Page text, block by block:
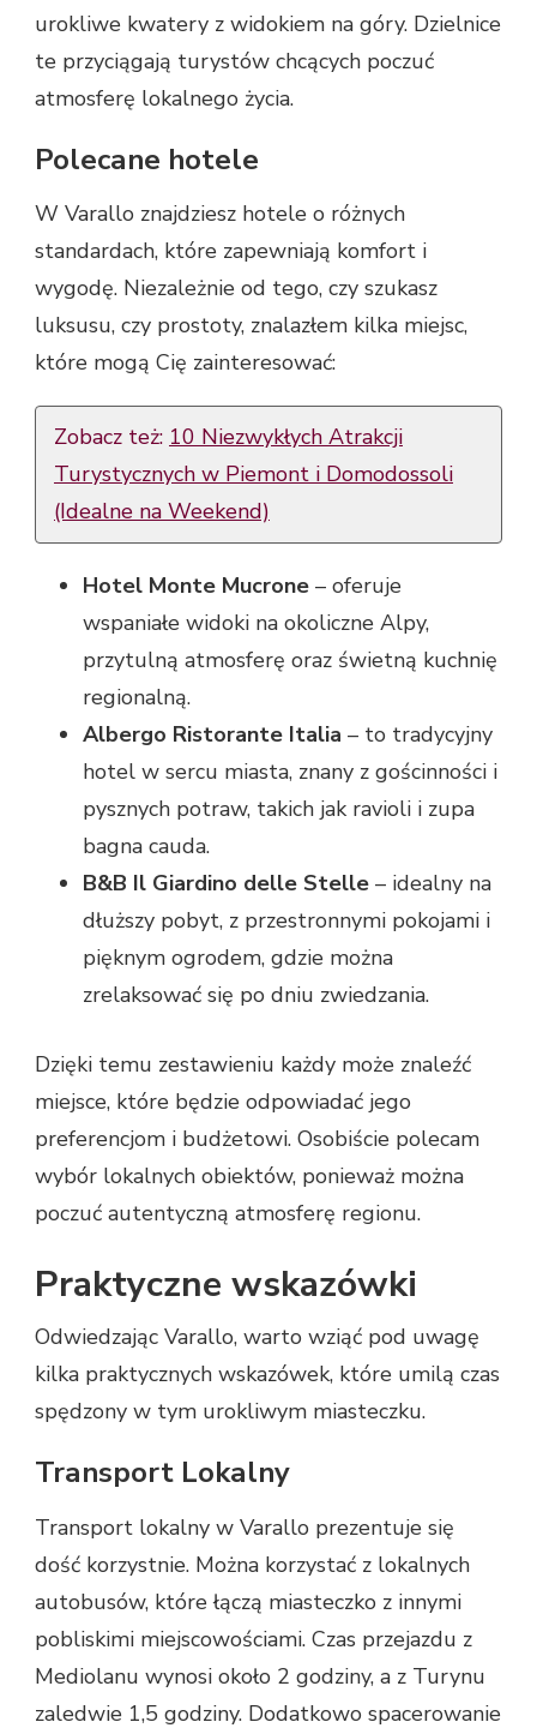
urokliwe kwatery z widokiem na góry. Dzielnice
te przyciągają turystów chcących poczuć
atmosferę lokalnego życia.
Polecane hotele
W Varallo znajdziesz hotele o różnych
standardach, które zapewniają komfort i
wygodę. Niezależnie od tego, czy szukasz
luksusu, czy prostoty, znalazłem kilka miejsc,
które mogą Cię zainteresować:
Zobacz też: 10 Niezwykłych Atrakcji
Turystycznych w Piemont i Domodossoli
(Idealne na Weekend)
Hotel Monte Mucrone – oferuje
wspaniałe widoki na okoliczne Alpy,
przytulną atmosferę oraz świetną kuchnię
regionalną.
Albergo Ristorante Italia – to tradycyjny
hotel w sercu miasta, znany z gościnności i
pysznych potraw, takich jak ravioli i zupa
bagna cauda.
B&B Il Giardino delle Stelle – idealny na
dłuższy pobyt, z przestronnymi pokojami i
pięknym ogrodem, gdzie można
zrelaksować się po dniu zwiedzania.
Dzięki temu zestawieniu każdy może znaleźć
miejsce, które będzie odpowiadać jego
preferencjom i budżetowi. Osobiście polecam
wybór lokalnych obiektów, ponieważ można
poczuć autentyczną atmosferę regionu.
Praktyczne wskazówki
Odwiedzając Varallo, warto wziąć pod uwagę
kilka praktycznych wskazówek, które umilą czas
spędzony w tym urokliwym miasteczku.
Transport Lokalny
Transport lokalny w Varallo prezentuje się
dość korzystnie. Można korzystać z lokalnych
autobusów, które łączą miasteczko z innymi
pobliskimi miejscowościami. Czas przejazdu z
Mediolanu wynosi około 2 godziny, a z Turynu
zaledwie 1,5 godziny. Dodatkowo spacerowanie